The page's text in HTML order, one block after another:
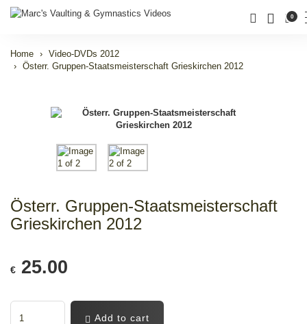
0
Home
Video-DVDs 2012
Österr. Gruppen-Staatsmeisterschaft Grieskirchen 2012
Österr. Gruppen-Staatsmeisterschaft
Grieskirchen 2012
€ 25.00
Add to cart